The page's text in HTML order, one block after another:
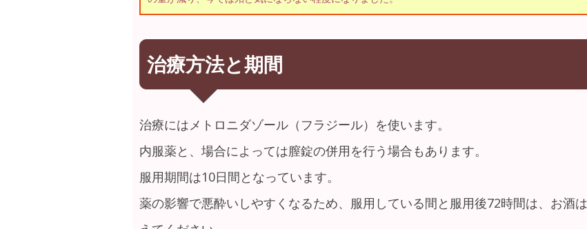
治療方法と期間
治療にはメトロニダゾール（フラジール）を使います。
内服薬と、場合によっては膣錠の併用を行う場合もあります。
服用期間は10日間となっています。
薬の影響で悪酔いしやすくなるため、服用している間と服用後72時間は、お酒